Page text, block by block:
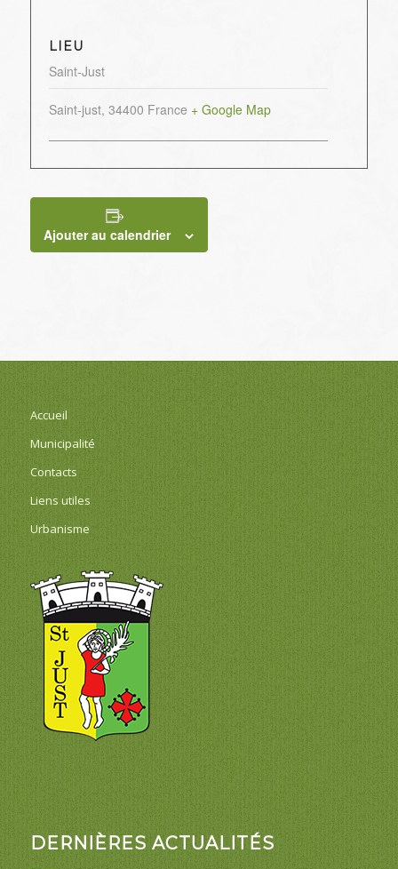
LIEU
Saint-Just
Saint-just, 34400 France + Google Map
Ajouter au calendrier
Accueil
Municipalité
Contacts
Liens utiles
Urbanisme
DERNIÈRES ACTUALITÉS